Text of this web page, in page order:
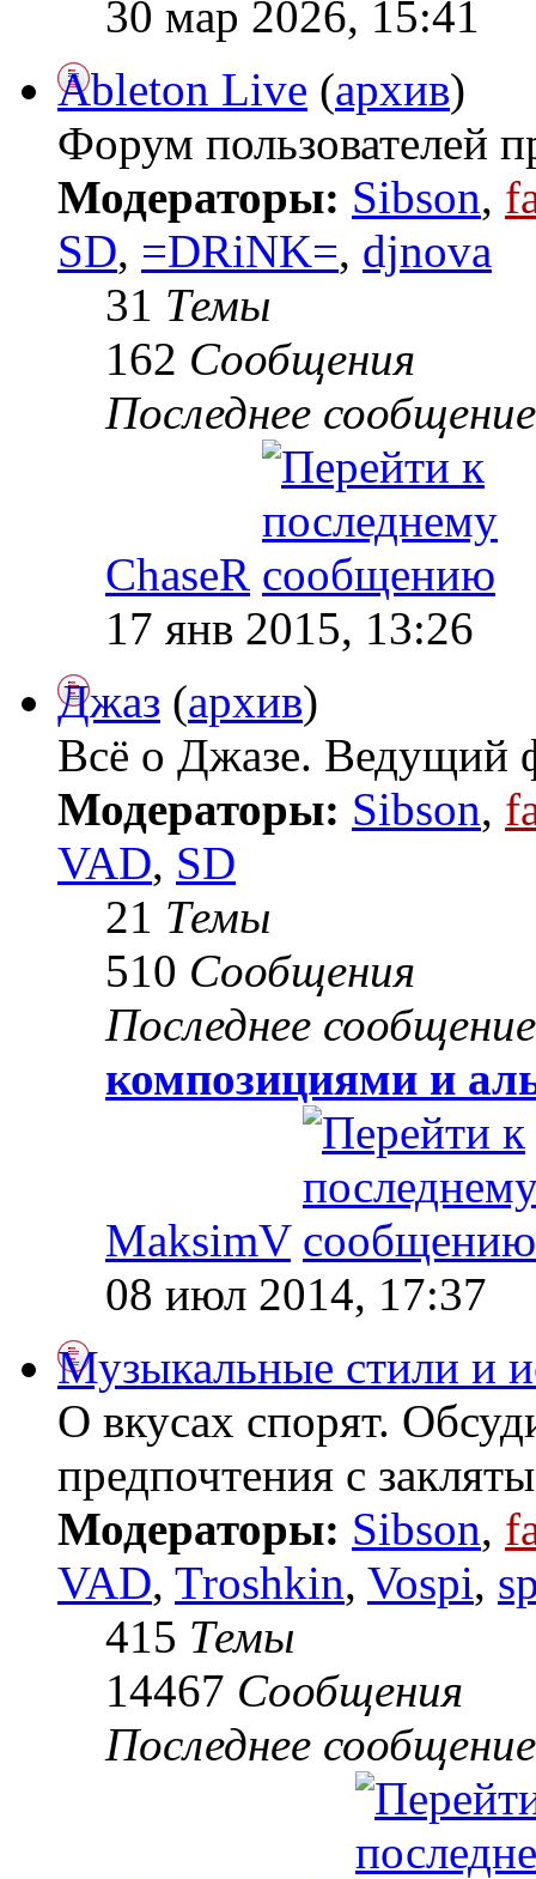
30 мар 2026, 15:41
Ableton Live (архив)
Форум пользователей
Модераторы: Sibson,
SD, =DRiNK=, djnova
31 Темы
162 Сообщения
Последнее сообщение
ChaseR
17 янв 2015, 13:26
Джаз (архив)
Всё о Джазе. Ведущий
Модераторы: Sibson,
VAD, SD
21 Темы
510 Сообщения
Последнее сообщение
композициями и
MaksimV
08 июл 2014, 17:37
Музыкальные стили и
О вкусах спорят.
предпочтения с
Модераторы: Sibson,
VAD, Troshkin, Vospi,
415 Темы
14467 Сообщения
Последнее сообщение